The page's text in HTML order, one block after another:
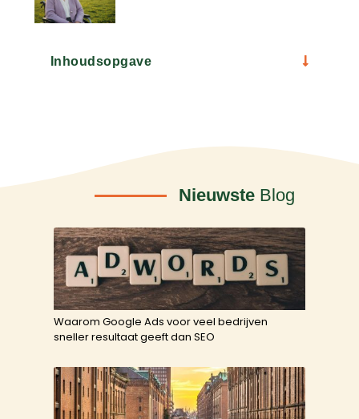
Inhoudsopgave
Nieuwste Blog
Waarom Google Ads voor veel bedrijven
sneller resultaat geeft dan SEO